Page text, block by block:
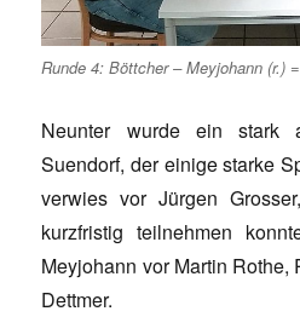
Runde 4: Böttcher – Meyjohann (r.)
Neunter wurde ein stark
Suendorf, der einige starke
verwies vor Jürgen
kurzfristig teilnehmen
Meyjohann vor Martin
Dettmer.